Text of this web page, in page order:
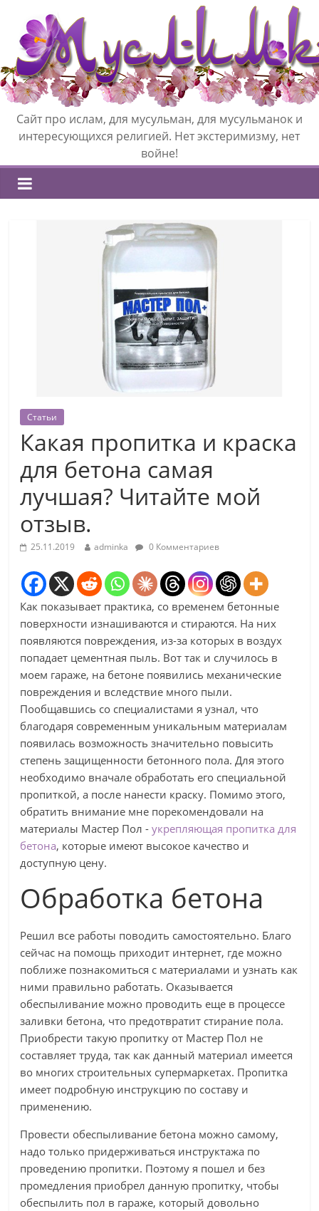
Сайт про ислам, для мусульман, для мусульманок и
интересующихся религией. Нет экстеримизму, нет
войне!
Статьи
Какая пропитка и краска
для бетона самая
лучшая? Читайте мой
отзыв.
25.11.2019 adminka 0 Комментариев
Как показывает практика, со временем бетонные
поверхности изнашиваются и стираются. На них
появляются повреждения, из-за которых в воздух
попадает цементная пыль. Вот так и случилось в
моем гараже, на бетоне появились механические
повреждения и вследствие много пыли.
Пообщавшись со специалистами я узнал, что
благодаря современным уникальным материалам
появилась возможность значительно повысить
степень защищенности бетонного пола. Для этого
необходимо вначале обработать его специальной
пропиткой, а после нанести краску. Помимо этого,
обратить внимание мне порекомендовали на
материалы Мастер Пол -укрепляющая пропитка для
бетона, которые имеют высокое качество и
доступную цену.
Обработка бетона
Решил все работы поводить самостоятельно. Благо
сейчас на помощь приходит интернет, где можно
поближе познакомиться с материалами и узнать как
ними правильно работать. Оказывается
обеспыливание можно проводить еще в процессе
заливки бетона, что предотвратит стирание пола.
Приобрести такую пропитку от Мастер Пол не
составляет труда, так как данный материал имеется
во многих строительных супермаркетах. Пропитка
имеет подробную инструкцию по составу и
применению.
Провести обеспыливание бетона можно самому,
надо только придерживаться инструктажа по
проведению пропитки. Поэтому я пошел и без
промедления приобрел данную пропитку, чтобы
обеспылить пол в гараже, который довольно